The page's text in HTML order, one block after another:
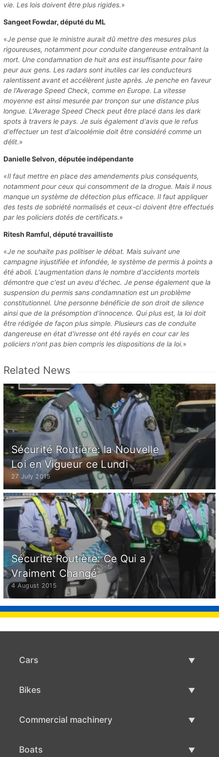
vie. Les lois doivent être plus rigides.»
Sangeet Fowdar, député du ML
«Je pense que le ministre aurait dû mettre des mesures plus
rigoureuses, notamment pour conduite dangereuse entraînant la
mort. Une condamnation de huit ans est insuffisante pour faire
peur aux gens. Les radars sont inutiles car les conducteurs
ralentissent avant et accélèrent juste après. Je penche en faveur
de l'Average Speed Check, comme en Europe. La vitesse
moyenne est ainsi mesurée par tronçon sur une distance plus
longue. L'Average Speed Check peut être placé dans les dark
spots à travers le pays. Je suis également d'avis que le refus
d'effectuer un test d'alcoolémie doit être considéré comme un
délit.»
Danielle Selvon, députée indépendante
«Il faut mettre en place des amendements plus conséquents,
notamment pour ceux qui consomment de la drogue. Mais il nous
manque un système de détection plus efficace. Il faut appliquer
des tests de sobriété normalisés et ceux-ci doivent être effectués
par les policiers dotés de certificats.»
Ritesh Ramful, député travailliste
«Je ne souhaite pas politiser le débat. Mais suivant une
campagne injustifiée et infondée, le système de permis à points a
été aboli. L'augmentation dans le nombre d'accidents mortels
démontre que c'est un aveu d'échec. Je pense également que la
suspension du permis sans condamnation est un problème
constitutionnel. Une personne bénéficie de son droit de silence
ainsi que de la présomption d'innocence. Qui plus est, la loi doit
être rédigée de façon plus simple. Plusieurs cas de conduite
dangereuse en état d'ivresse ont été rayés en cour car les
policiers n'ont pas bien compris les dispositions de la loi.»
Related News
Sécurité Routière: la Nouvelle
Loi en Vigueur ce Lundi
27 July 2015
Sécurité Routière: Ce Qui a
Vraiment Changé
4 August 2015
Cars
Bikes
Commercial machinery
Boats